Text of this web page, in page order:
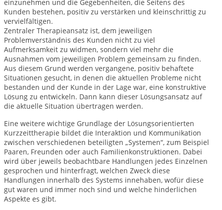
einzunehmen und die Gegebenheiten, die Seitens des
Kunden bestehen, positiv zu verstärken und kleinschrittig zu
vervielfältigen.
Zentraler Therapieansatz ist, dem jeweiligen
Problemverständnis des Kunden nicht zu viel
Aufmerksamkeit zu widmen, sondern viel mehr die
Ausnahmen vom jeweiligen Problem gemeinsam zu finden.
Aus diesem Grund werden vergangene, positiv behaftete
Situationen gesucht, in denen die aktuellen Probleme nicht
bestanden und der Kunde in der Lage war, eine konstruktive
Lösung zu entwickeln. Dann kann dieser Lösungsansatz auf
die aktuelle Situation übertragen werden.
Eine weitere wichtige Grundlage der Lösungsorientierten
Kurzzeittherapie bildet die Interaktion und Kommunikation
zwischen verschiedenen beteiligten „Systemen“, zum Beispiel
Paaren, Freunden oder auch Familienkonstruktionen. Dabei
wird über jeweils beobachtbare Handlungen jedes Einzelnen
gesprochen und hinterfragt, welchen Zweck diese
Handlungen innerhalb des Systems innehaben, wofür diese
gut waren und immer noch sind und welche hinderlichen
Aspekte es gibt.